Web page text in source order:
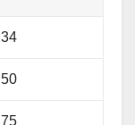
34
50
75